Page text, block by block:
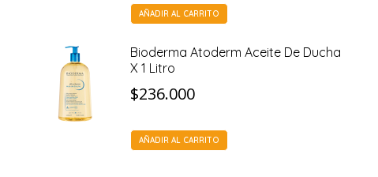
AÑADIR AL CARRITO
Bioderma Atoderm Aceite De Ducha
X 1 Litro
$236.000
AÑADIR AL CARRITO